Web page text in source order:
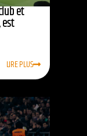
et
LIRE PLUS